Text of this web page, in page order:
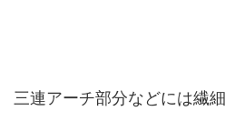
三連アーチ部分などには繊